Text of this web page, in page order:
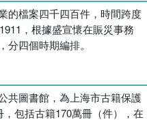
的檔案四千四百件，時間跨度
，根據盛宣懷在賑災事務
四個時期編排。
共圖書館，為上海市古籍保護
包括古籍170萬冊（件），在